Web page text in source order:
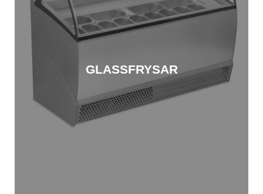
GLASSFRYSAR